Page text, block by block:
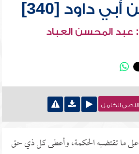
داود [340]
عبد المحسن العباد
النصي الكامل
على ما تقتضيه الحكمة، وأعطى كل ذي حق